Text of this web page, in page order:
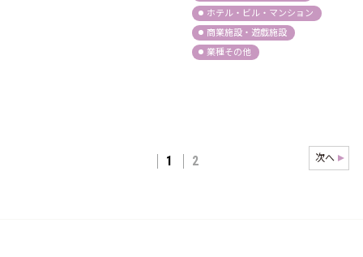
ホテル・ビル・マンション
商業施設・遊戯施設
業種その他
1 2 次へ